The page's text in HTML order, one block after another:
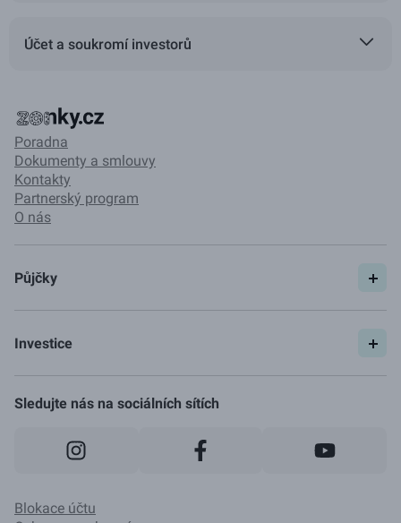
Účet a soukromí investorů
Poradna
Dokumenty a smlouvy
Kontakty
Partnerský program
O nás
Půjčky
Pojištění
Investice
Jak to funguje
Sledujte nás na sociálních sítích
Blokace účtu